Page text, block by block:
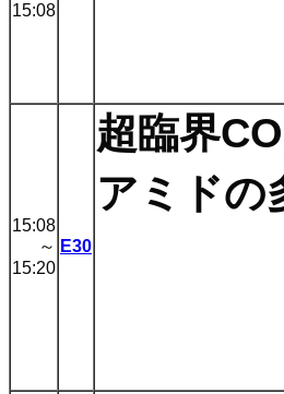
15:08
15:08
～
15:20
E30
超臨界CO
アミドの